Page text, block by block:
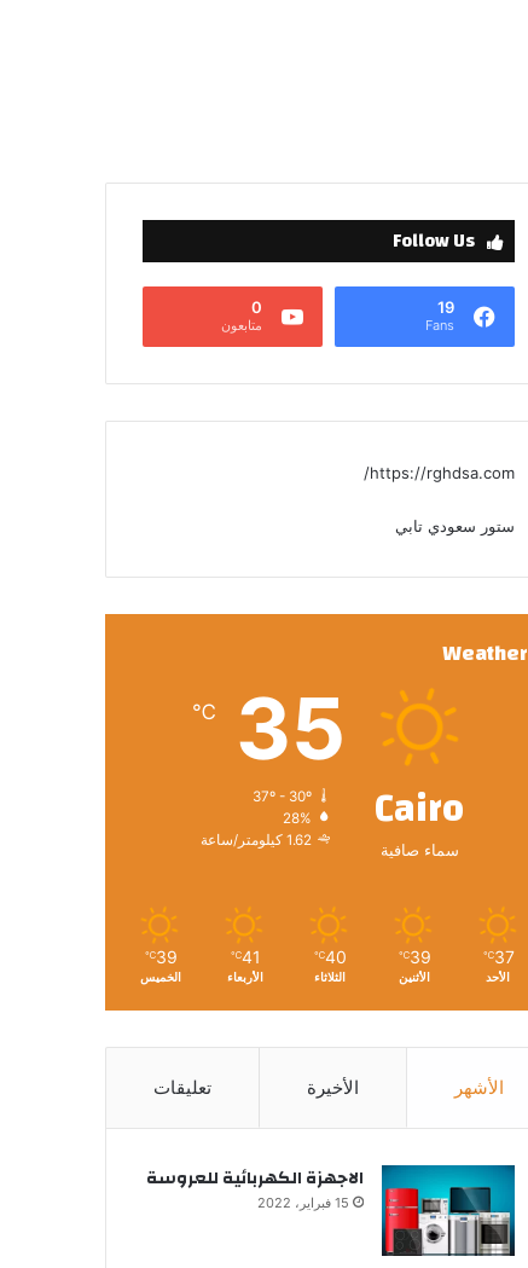
Follow Us
19
Fans
0
متابعون
https://rghdsa.com/
ستور سعودي تابي
Weather
Cairo
سماء صافية
35
℃
37º - 30º
28%
1.62 كيلومتر/ساعة
37
℃
الأحد
39
℃
الأثنين
40
℃
الثلاثاء
41
℃
الأربعاء
39
℃
الخميس
الأشهر الأخيرة تعليقات
الاجهزة الكهربائية للعروسة
15 فبراير، 2022